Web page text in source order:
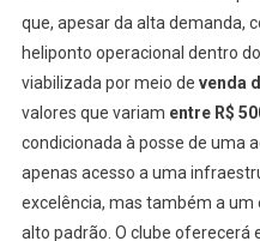
que, apesar da alta demanda,
heliponto operacional dentro
viabilizada por meio de venda
valores que variam entre R$
condicionada à posse de uma
apenas acesso a uma
excelência, mas também a
alto padrão. O clube oferecerá